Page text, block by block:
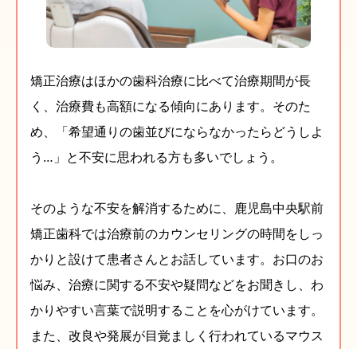
矯正治療はほかの歯科治療に比べて治療期間が長
く、治療費も高額になる傾向にあります。そのた
め、「希望通りの歯並びにならなかったらどうしよ
う…」と不安に思われる方も多いでしょう。
そのような不安を解消するために、鹿児島中央駅前
矯正歯科では治療前のカウンセリングの時間をしっ
かりと設けて患者さんとお話しています。お口のお
悩み、治療に関する不安や疑問などをお聞きし、わ
かりやすい言葉で説明することを心がけています。
また、改良や発展が目覚ましく行われているマウス